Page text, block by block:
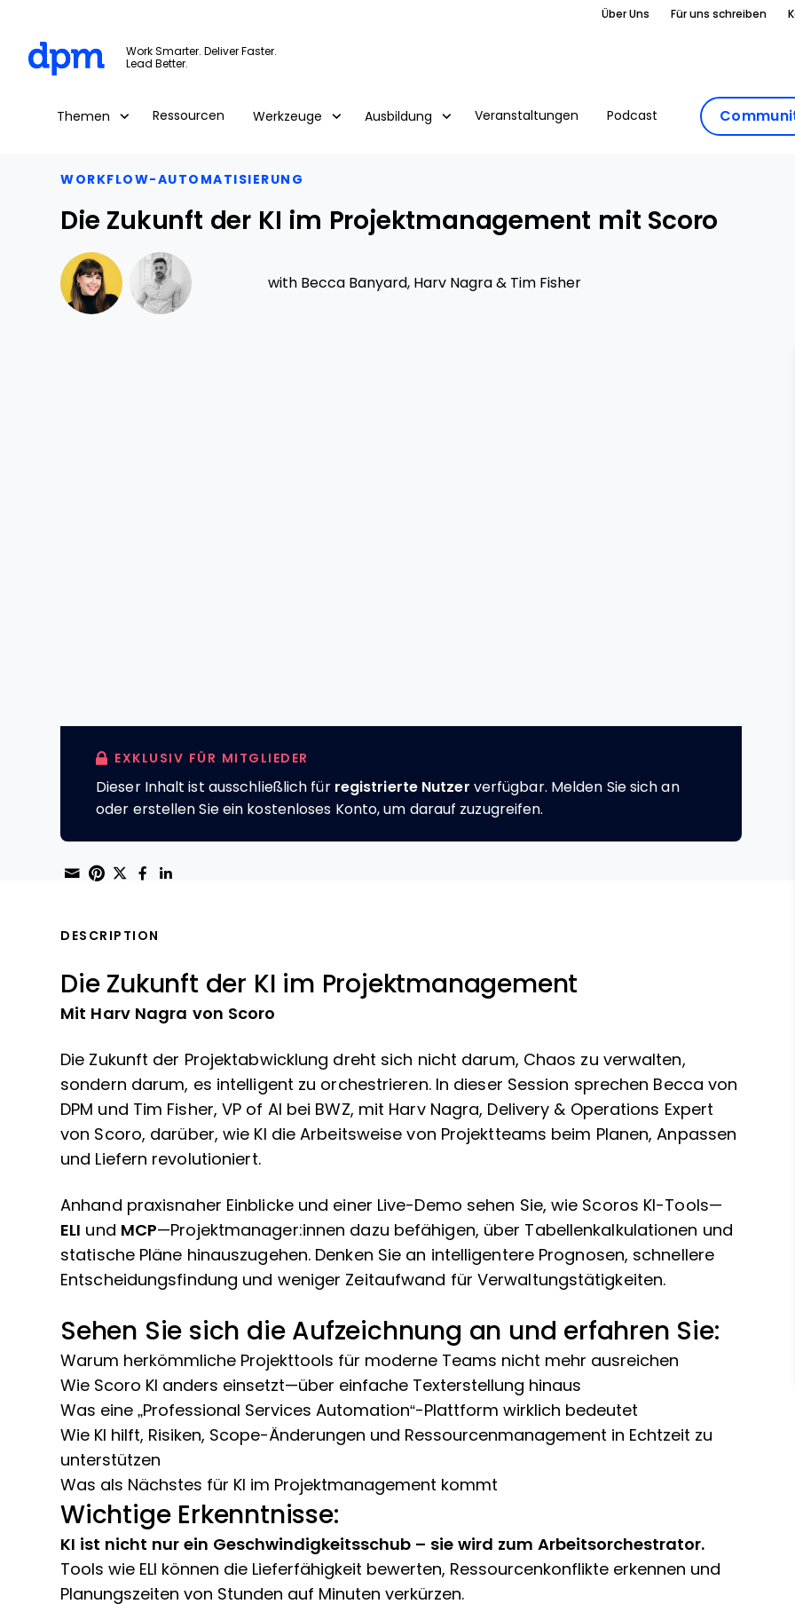
Skip to main content
Über Uns Für uns schreiben
Work Smarter. Deliver Faster.
Lead Better.
Themen Ressourcen Werkzeuge Ausbildung Veranstaltungen Podcast
WORKFLOW-AUTOMATISIERUNG
Die Zukunft der KI im Projektmanagement mit Scoro
with Becca Banyard, Harv Nagra & Tim Fisher
EXKLUSIV FÜR MITGLIEDER
Dieser Inhalt ist ausschließlich für registrierte Nutzer verfügbar. Melden Sie sich an
oder erstellen Sie ein kostenloses Konto, um darauf zuzugreifen.
Share through Email
Print this page
Share on Pinterest
Share on Twitter
Share on Facebook
DESCRIPTION
Die Zukunft der KI im Projektmanagement
Mit Harv Nagra von Scoro
Die Zukunft der Projektabwicklung dreht sich nicht darum, Chaos zu verwalten,
sondern darum, es intelligent zu orchestrieren. In dieser Session sprechen Becca von
DPM und Tim Fisher, VP of AI bei BWZ, mit Harv Nagra, Delivery & Operations Expert
von Scoro, darüber, wie KI die Arbeitsweise von Projektteams beim Planen, Anpassen
und Liefern revolutioniert.
Anhand praxisnaher Einblicke und einer Live-Demo sehen Sie, wie Scoros KI-Tools—
ELI und MCP—Projektmanager:innen dazu befähigen, über Tabellenkalkulationen und
statische Pläne hinauszugehen. Denken Sie an intelligentere Prognosen, schnellere
Entscheidungsfindung und weniger Zeitaufwand für Verwaltungstätigkeiten.
Sehen Sie sich die Aufzeichnung an und erfahren Sie:
Warum herkömmliche Projekttools für moderne Teams nicht mehr ausreichen
Wie Scoro KI anders einsetzt—über einfache Texterstellung hinaus
Was eine „Professional Services Automation“-Plattform wirklich bedeutet
Wie KI hilft, Risiken, Scope-Änderungen und Ressourcenmanagement in Echtzeit zu
unterstützen
Was als Nächstes für KI im Projektmanagement kommt
Wichtige Erkenntnisse:
KI ist nicht nur ein Geschwindigkeitsschub – sie wird zum Arbeitsorchestrator.
Tools wie ELI können die Lieferfähigkeit bewerten, Ressourcenkonflikte erkennen und
Planungszeiten von Stunden auf Minuten verkürzen.